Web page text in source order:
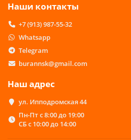
Наши контакты
+7 (913) 987-55-32
Whatsapp
Telegram
burannsk@gmail.com
Наш адрес
ул. Ипподромская 44
Пн-Пт с 8:00 до 19:00
СБ с 10:00 до 14:00